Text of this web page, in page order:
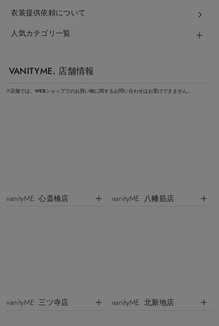
衣装提供依頼について
人気カテゴリ一覧
VANITYME. 店舗情報
※店舗では、WEBショップでのお買い物に関するお問い合わせはお受けできません。
vanityME. 心斎橋店 vanityME. 八幡筋店
vanityME. 三ツ寺店 vanityME. 北新地店